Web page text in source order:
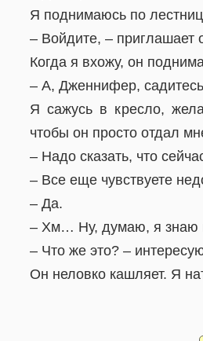
Я поднимаюсь по
– Войдите, – приглашает
Когда я вхожу, он
– А, Дженнифер,
Я сажусь в кресло,
чтобы он просто отдал
– Надо сказать, что
– Все еще чувствуете
– Да.
– Хм… Ну, думаю, я знаю
– Что же это? –
Он неловко кашляет. Я